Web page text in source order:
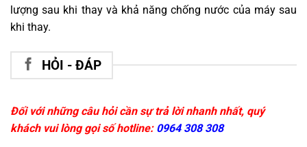
lượng sau khi thay và khả năng chống nước của máy sau
khi thay.
HỎI - ĐÁP
Đối với những câu hỏi cần sự trả lời nhanh nhất, quý
khách vui lòng gọi số hotline: 0964 308 308